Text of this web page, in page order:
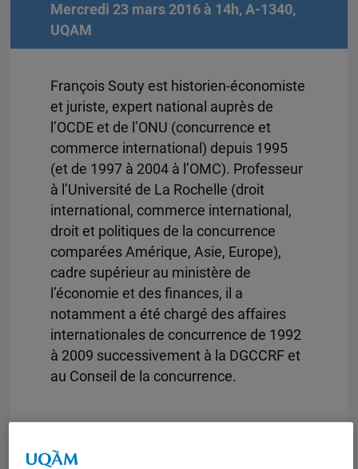
Mercredi 23 mars 2016 à 14h, A-1340,
UQAM
François Souty est historien-économiste
et juriste, expert national auprès de
l’OCDE et de l’ONU (concurrence et
commerce international) depuis 1995
(et de 1997 à 2004 à l’OMC). Professeur
à l’Université de La Rochelle (droit
international, commerce international,
droit et politiques de la concurrence
comparées Amérique, Asie, Europe),
cadre supérieur au ministère de
l’économie et des finances, il a
notamment a été chargé des affaires
internationales de concurrence de 1992
à 2009 successivement à la DGCCRF et
au Conseil de la concurrence.